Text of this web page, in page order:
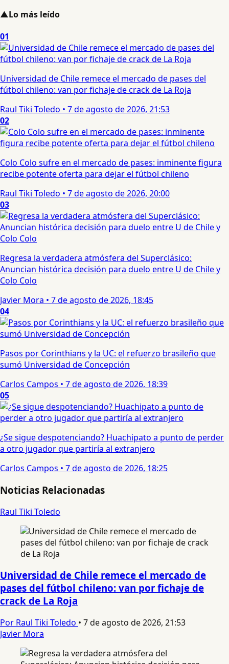
▲Lo más leído
01
Universidad de Chile remece el mercado de pases del
fútbol chileno: van por fichaje de crack de La Roja
Raul Tiki Toledo • 7 de agosto de 2026, 21:53
02
Colo Colo sufre en el mercado de pases: inminente figura
recibe potente oferta para dejar el fútbol chileno
Raul Tiki Toledo • 7 de agosto de 2026, 20:00
03
Regresa la verdadera atmósfera del Superclásico:
Anuncian histórica decisión para duelo entre U de Chile y
Colo Colo
Javier Mora • 7 de agosto de 2026, 18:45
04
Pasos por Corinthians y la UC: el refuerzo brasileño que
sumó Universidad de Concepción
Carlos Campos • 7 de agosto de 2026, 18:39
05
¿Se sigue despotenciando? Huachipato a punto de perder
a otro jugador que partiría al extranjero
Carlos Campos • 7 de agosto de 2026, 18:25
Noticias Relacionadas
Raul Tiki Toledo
Universidad de Chile remece el mercado de
pases del fútbol chileno: van por fichaje de
crack de La Roja
Por Raul Tiki Toledo • 7 de agosto de 2026, 21:53
Javier Mora